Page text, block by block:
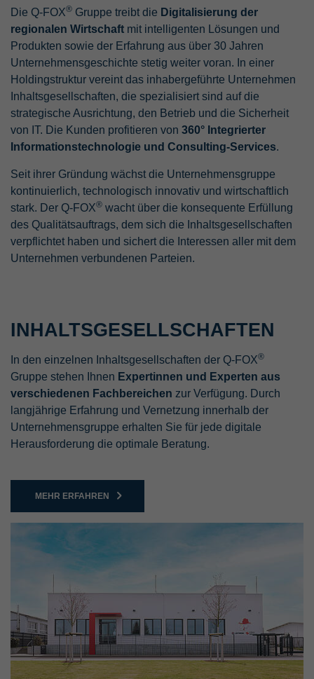
Die Q-FOX® Gruppe treibt die Digitalisierung der
regionalen Wirtschaft mit intelligenten Lösungen und
Produkten sowie der Erfahrung aus über 30 Jahren
Unternehmensgeschichte stetig weiter voran. In einer
Holdingstruktur vereint das inhabergeführte Unternehmen
Inhaltsgesellschaften, die spezialisiert sind auf die
strategische Ausrichtung, den Betrieb und die Sicherheit
von IT. Die Kunden profitieren von 360° Integrierter
Informationstechnologie und Consulting-Services.
Seit ihrer Gründung wächst die Unternehmensgruppe
kontinuierlich, technologisch innovativ und wirtschaftlich
stark. Der Q-FOX® wacht über die konsequente Erfüllung
des Qualitätsauftrags, dem sich die Inhaltsgesellschaften
verpflichtet haben und sichert die Interessen aller mit dem
Unternehmen verbundenen Parteien.
INHALTSGESELLSCHAFTEN
In den einzelnen Inhaltsgesellschaften der Q-FOX®
Gruppe stehen Ihnen Expertinnen und Experten aus
verschiedenen Fachbereichen zur Verfügung. Durch
langjährige Erfahrung und Vernetzung innerhalb der
Unternehmensgruppe erhalten Sie für jede digitale
Herausforderung die optimale Beratung.
MEHR ERFAHREN